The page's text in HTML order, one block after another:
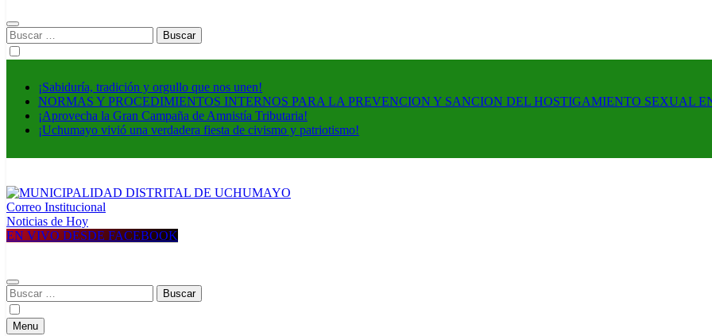
Buscar:
¡Sabiduría, tradición y orgullo que nos unen!
NORMAS Y PROCEDIMIENTOS INTERNOS PARA LA PREVENCION Y SANCION DEL HOSTIGAMIENTO SEXUAL
¡Aprovecha la Gran Campaña de Amnistía Tributaria!
¡Uchumayo vivió una verdadera fiesta de civismo y patriotismo!
MUNICIPALIDAD DISTRITAL DE UCHUMAYO
Construyendo una nueva Historia
Correo Institucional
Noticias de Hoy
EN VIVO DESDE FACEBOOK
Buscar:
Menu